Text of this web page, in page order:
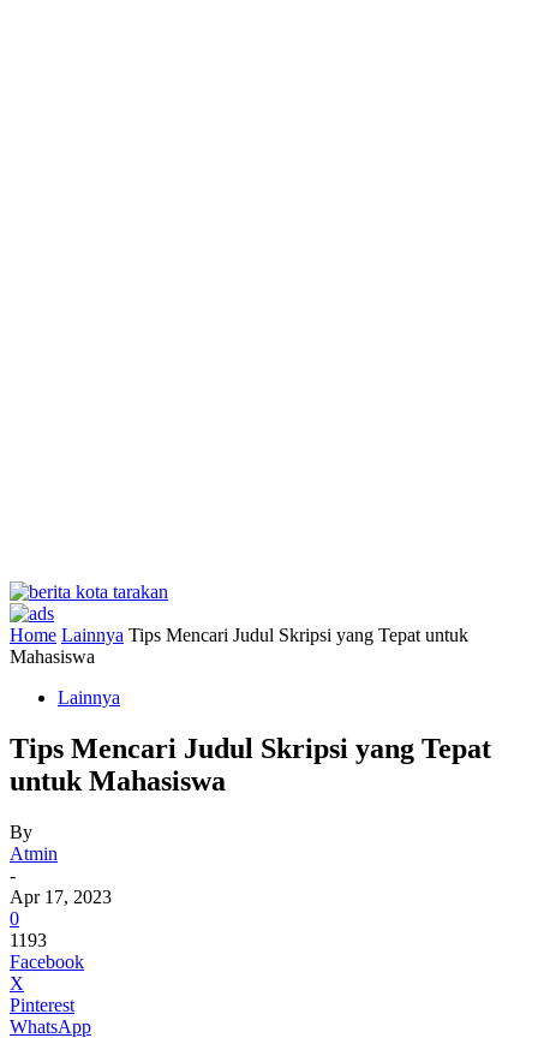
Home Lainnya Tips Mencari Judul Skripsi yang Tepat untuk
Mahasiswa
Lainnya
Tips Mencari Judul Skripsi yang Tepat
untuk Mahasiswa
By
Atmin
-
Apr 17, 2023
0
1193
Facebook
X
Pinterest
WhatsApp